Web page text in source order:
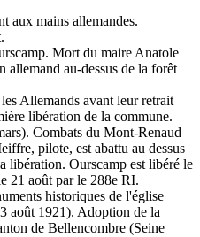
aux mains allemandes.
Mort du maire Anatole
au-dessus de la forêt
Allemands avant leur retrait
libération de la commune.
Combats du Mont-Renaud
pilote, est abattu au dessus
libération. Ourscamp est libéré le
21 août par le 288e RI.
historiques de l'église
août 1921). Adoption de la
de Bellencombre (Seine